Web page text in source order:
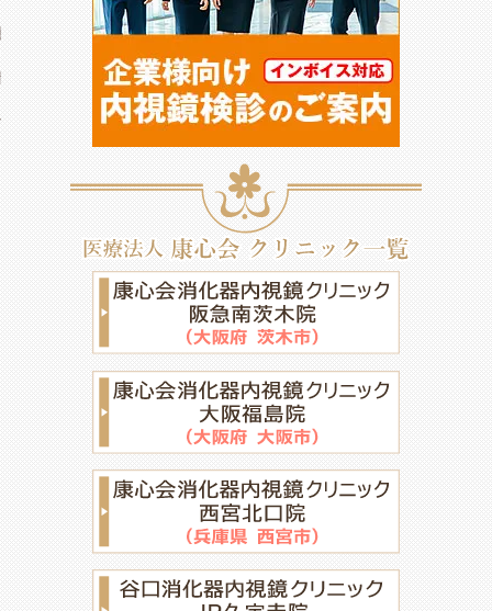
の方へ
がん検診